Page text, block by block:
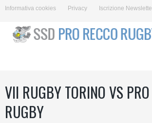
Informativa cookies Privacy Iscrizione
VII RUGBY TORINO VS PRO
RUGBY